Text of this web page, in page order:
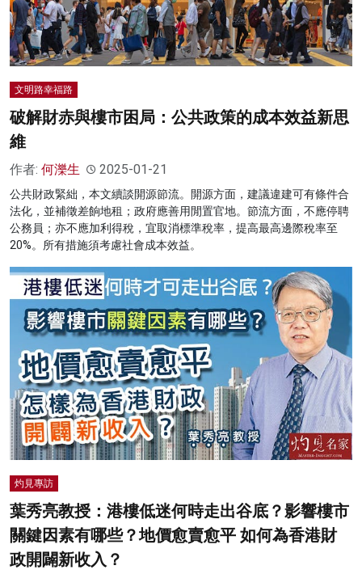
文明路幸福路
破解財赤與樓市困局：公共政策的成本效益新思
維
作者: 何濼生 2025-01-21
公共財政緊絀，本文續談開源節流。開源方面，建議違建可有條件合
法化，並補徵差餉地租；政府應善用閒置官地。節流方面，不應停聘
公務員；亦不應加利得稅，宜取消標準稅率，提高最高邊際稅率至
20%。所有措施須考慮社會成本效益。
灼見專訪
葉秀亮教授：港樓低迷何時走出谷底？影響樓市
關鍵因素有哪些？地價愈賣愈平 如何為香港財
政開闢新收入？